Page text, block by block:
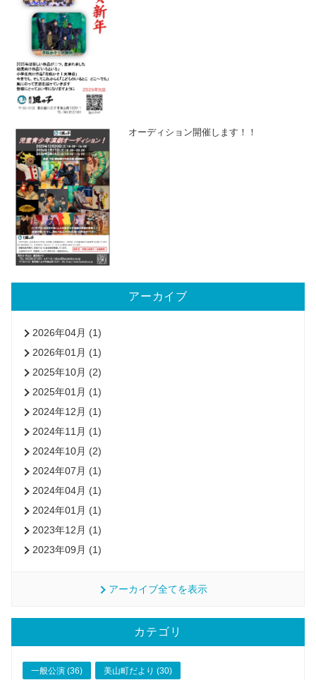
オーディション開催します！！
アーカイブ
2026年04月 (1)
2026年01月 (1)
2025年10月 (2)
2025年01月 (1)
2024年12月 (1)
2024年11月 (1)
2024年10月 (2)
2024年07月 (1)
2024年04月 (1)
2024年01月 (1)
2023年12月 (1)
2023年09月 (1)
アーカイブ全てを表示
カテゴリ
一般公演 (36) 美山町だより (30)